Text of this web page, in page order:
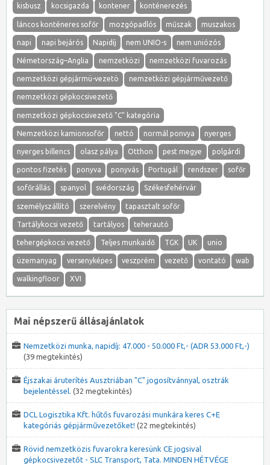
kisbusz kocsigazda kontener konténerezés
láncos konténeres sofőr mozgópadlós műszak muszakos
napi napi bejárós Napidíj nem UNIO-s nem uniózós
Németország–Anglia nemzetközi nemzetközi fuvarozás
nemzetközi gépjármü-vezetö nemzetközi gépjárművezető
nemzetközi gépkocsivezető
nemzetközi gépkocsivezető "C" kategória
Nemzetközi kamionsofőr nettó normál ponvya nyerges
nyerges billencs olasz pálya Otthon pest megye polgárdi
pontos fizetés ponyva ponyvás Portugál rendszer sofőr
sofőrállás spanyol svédország Székesfehérvár
személyszállító szerelvény tapasztalt sofőr
Tartálykocsi vezető tartályos teherautó
tehergépkocsi vezető Teljes munkaidő TGK UK unio
üzemanyag versenyképes veszprém vezető vontató wab
walkingfloor XVI
Mai népszerű állásajánlatok
Nemzetközi munka, napidíj: 47.000 - 50.000 Ft,- (ADR 53.000 Ft,-)
(39 megtekintés)
Éjszakai áruterítés Ausztriában "C" jogosítvánnyal, osztrák
bejelentéssel. (32 megtekintés)
DCL Logisztika Kft. hűtős fuvarozási munkára keres C+E
kategóriás gépjárművezetőket! (22 megtekintés)
Rövid nemzetközis fuvarokra keresünk CE jogsival
gépkocsivezetőt - SLC Transport, Tata. MINDEN HÉTVÉGE